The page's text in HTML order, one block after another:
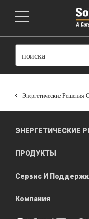
SEARCH
Энергетические
ЭНЕРГЕТИЧЕСКИЕ
ПРОДУКТЫ
Сервис И
Компания